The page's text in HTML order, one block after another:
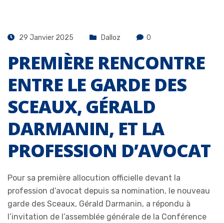
29 Janvier 2025 Dalloz 0
PREMIÈRE RENCONTRE
ENTRE LE GARDE DES
SCEAUX, GÉRALD
DARMANIN, ET LA
PROFESSION D’AVOCAT
Pour sa première allocution officielle devant la
profession d’avocat depuis sa nomination, le nouveau
garde des Sceaux, Gérald Darmanin, a répondu à
l’invitation de l’assemblée générale de la Conférence